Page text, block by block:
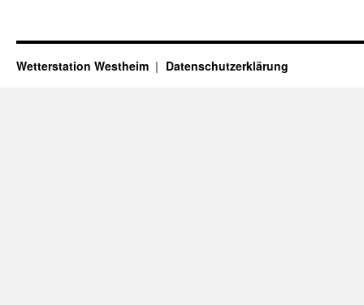
Wetterstation Westheim Datenschutzerklärung